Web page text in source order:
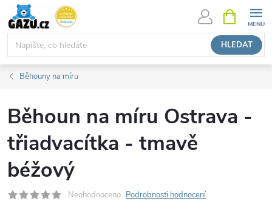
Přejít
obsah
HLEDAT
NÁKUPNÍ
KOŠÍK
Běhouny na míru
Běhoun na míru Ostrava -
třiadvacítka - tmavě
béžový
Neohodnoceno Podrobnosti hodnocení